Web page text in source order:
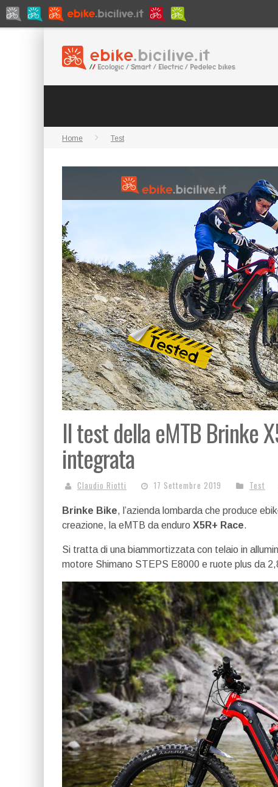
Home Test
Il test della eMTB Brinke
integrata
Claudio Riotti 17 Settembre 2019 Test
Brinke Bike, l’azienda lombarda che produce
creazione, la eMTB da enduro X5R+ Race.
Si tratta di una biammortizzata con telaio in
motore Shimano STEPS E8000 e ruote plus da